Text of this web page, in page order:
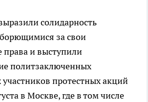
солидарность
за свои
права и выступили
политзаключенных
протестных акций
в Москве, где в том числе